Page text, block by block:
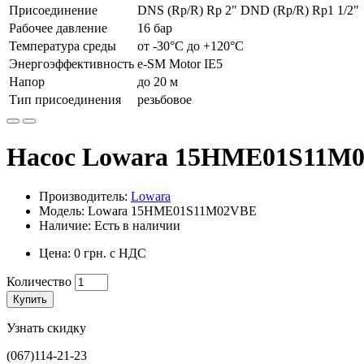
Присоединение
DNS (Rp/R) Rp 2" DND (Rp/R) Rp1 1/2"
Рабочее давление
16 бар
Температура среды
от -30°С до +120°С
Энергоэффективность e-SM Motor IE5
Напор
до 20 м
Тип присоединения
резьбовое
Насос Lowara
Производитель: Lowara
Модель: Lowara 15HME01S11M02VBE
Наличие: Есть в наличии
Цена: 0 грн. с НДС
Количество
Купить
Узнать скидку
(067)114-21-23